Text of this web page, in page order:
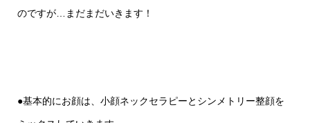
のですが…まだまだいきます！
●基本的にお顔は、小顔ネックセラピーとシンメトリー整顔を